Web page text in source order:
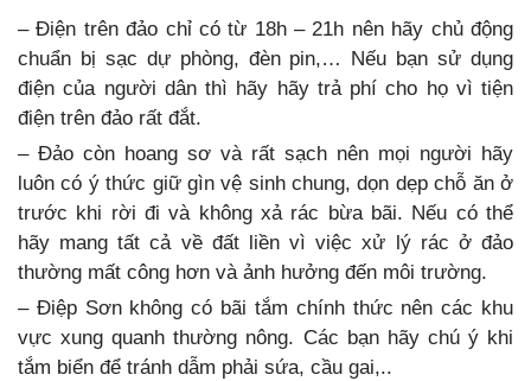
– Điện trên đảo chỉ có từ 18h – 21h nên hãy chủ động
chuẩn bị sạc dự phòng, đèn pin,… Nếu bạn sử dụng
điện của người dân thì hãy hãy trả phí cho họ vì tiện
điện trên đảo rất đắt.
– Đảo còn hoang sơ và rất sạch nên mọi người hãy
luôn có ý thức giữ gìn vệ sinh chung, dọn dẹp chỗ ăn ở
trước khi rời đi và không xả rác bừa bãi. Nếu có thể
hãy mang tất cả về đất liền vì việc xử lý rác ở đảo
thường mất công hơn và ảnh hưởng đến môi trường.
– Điệp Sơn không có bãi tắm chính thức nên các khu
vực xung quanh thường nông. Các bạn hãy chú ý khi
tắm biển để tránh dẫm phải sứa, cầu gai,..